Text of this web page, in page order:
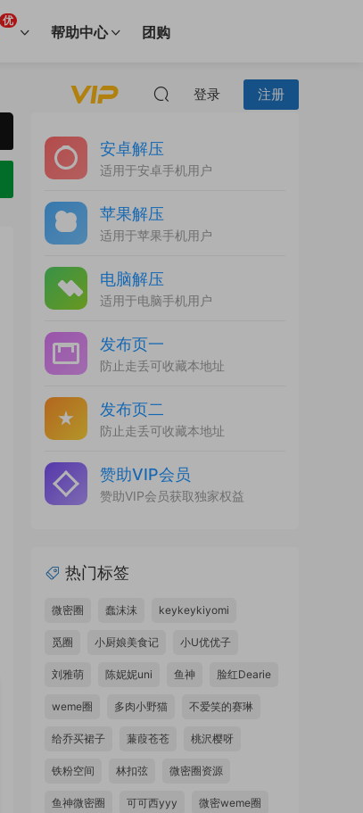
优
帮助中心 团购
登录 注册
安卓解压
适用于安卓手机用户
苹果解压
适用于苹果手机用户
电脑解压
适用于电脑手机用户
发布页一
防止走丢可收藏本地址
发布页二
防止走丢可收藏本地址
赞助VIP会员
赞助VIP会员获取独家权益
热门标签
微密圈 蠢沫沫 keykeykiyomi
觅圈 小厨娘美食记 小U优优子
刘雅萌 陈妮妮uni 鱼神 脸红Dearie
weme圈 多肉小野猫 不爱笑的赛琳
给乔买裙子 蒹葭苍苍 桃沢樱呀
铁粉空间 林扣弦 微密圈资源
鱼神微密圈 可可西yyy 微密weme圈